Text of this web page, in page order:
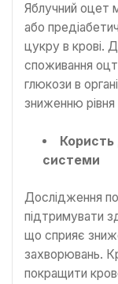
Яблучний оцет
або
цукру в крові.
споживання
глюкози в
зниженню рівня
Користь
системи
Дослідження
підтримувати
що сприяє
захворювань.
покращити